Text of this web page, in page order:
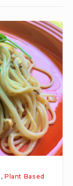
,Plant Based